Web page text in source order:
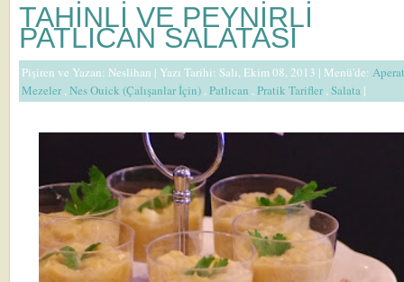
TAHİNLİ VE PEYNİRLİ
PATLICAN SALATASI
Pişiren ve Yazan: Neslihan | Yazı Tarihi: Salı, Ekim 08, 2013 | Menü'de:
Mezeler,Nes Ouick (Çalışanlar İçin) ,Patlıcan ,Pratik Tarifler,Salata |